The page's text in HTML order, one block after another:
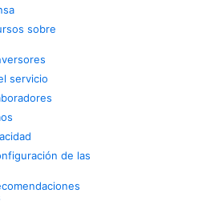
sobre
servicio
de las